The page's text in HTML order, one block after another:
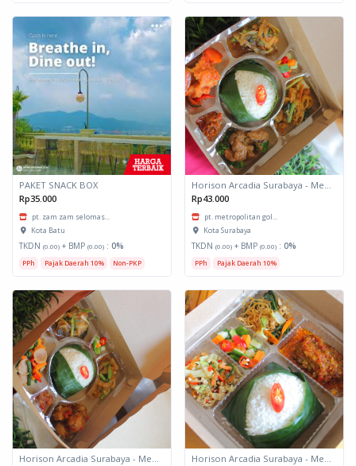
PAKET SNACK BOX
Rp35.000
pt. zam zam selomas...
Kota Batu
TKDN (0.00) + BMP (0.00) : 0%
PPh Pajak Daerah 10% Non-PKP
Rp43.000
pt. metropolitan gol...
Kota Surabaya
TKDN (0.00) + BMP (0.00) : 0%
PPh Pajak Daerah 10%
Horison Arcadia Surabaya - Meals Box 2 Horison Arcadia Surabaya - Meals Box 1